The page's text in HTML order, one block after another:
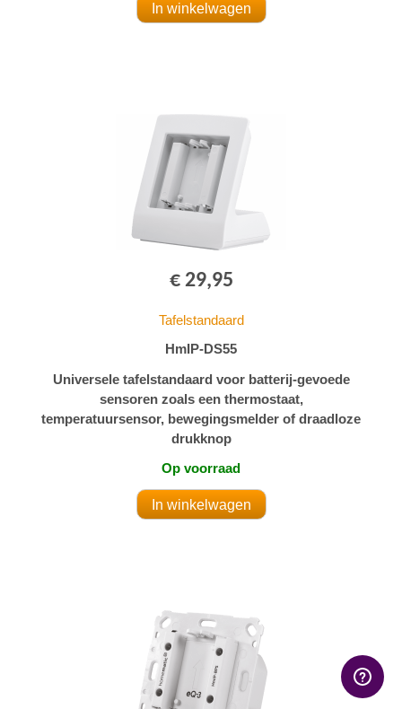
€ 29,95
Tafelstandaard
HmIP-DS55
Universele tafelstandaard voor batterij-gevoede
sensoren zoals een thermostaat,
temperatuursensor, bewegingsmelder of draadloze
drukknop
Op voorraad